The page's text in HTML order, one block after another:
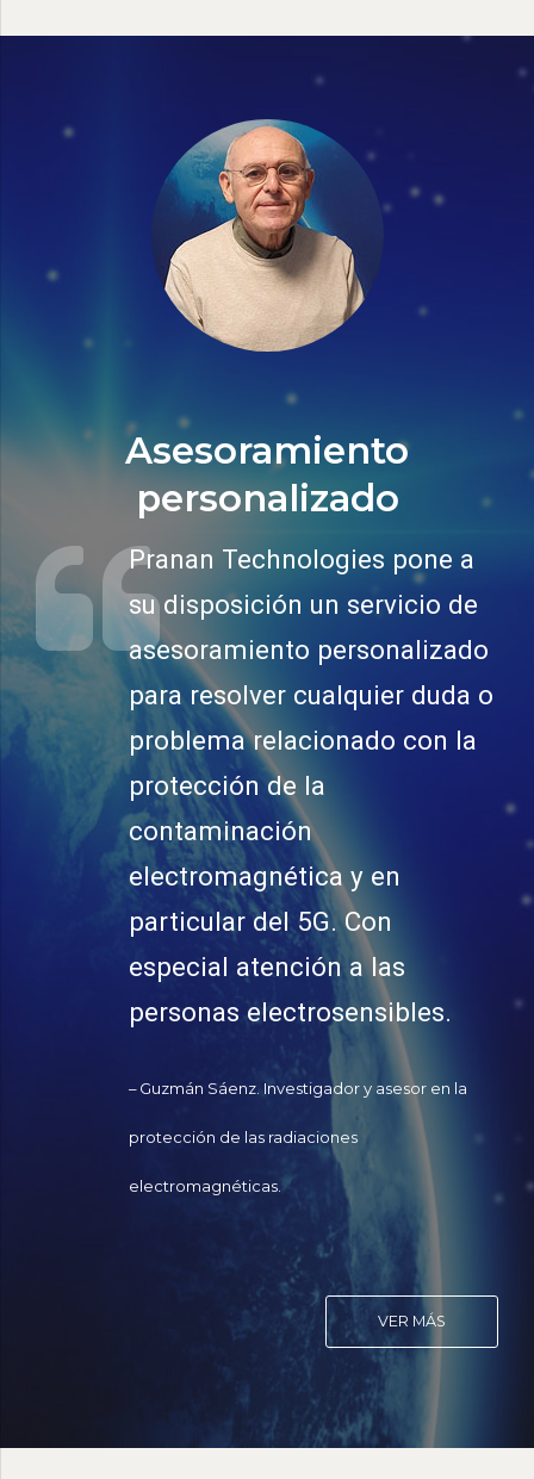
Asesoramiento
personalizado
Pranan Technologies pone a
su disposición un servicio de
asesoramiento personalizado
para resolver cualquier duda o
problema relacionado con la
protección de la
contaminación
electromagnética y en
particular del 5G. Con
especial atención a las
personas electrosensibles.
– Guzmán Sáenz. Investigador y asesor en la
protección de las radiaciones
electromagnéticas.
VER MÁS